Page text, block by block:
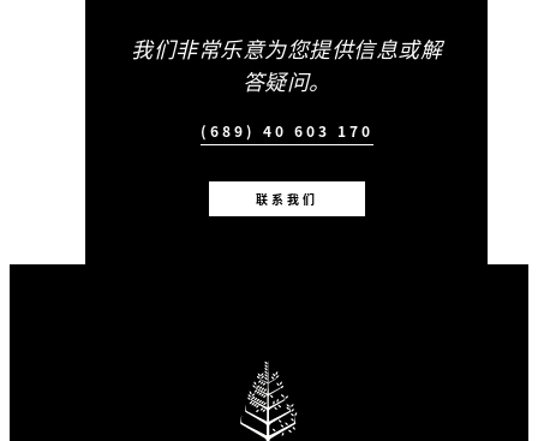
我们非常乐意为您提供信息或解
答疑问。
(689) 40 603 170
联系我们